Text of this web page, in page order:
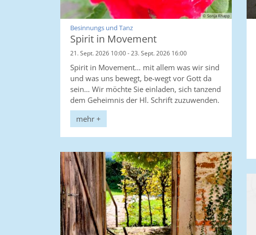
© Sonja Knapp
Besinnungs und Tanz:
Spirit in Movement
21. Sept. 2026 10:00 - 23. Sept. 2026 16:00
Spirit in Movement… mit allem was wir sind
und was uns bewegt, be-wegt vor Gott da
sein… Wir möchte Sie einladen, sich tanzend
dem Geheimnis der Hl. Schrift zuzuwenden.
mehr +